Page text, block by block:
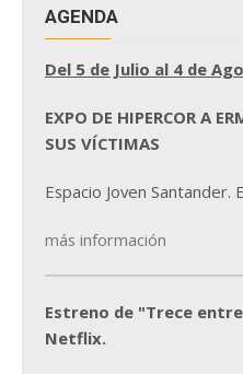
AGENDA
Del 5 de Julio al 4 de
EXPO DE HIPERCOR A
SUS VÍCTIMAS
Espacio Joven Santander.
más información
Estreno de "Trece
Netflix.